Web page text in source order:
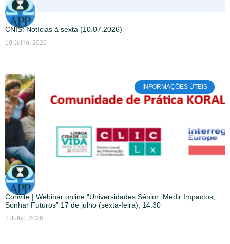
CNIS: Notícias à sexta (10.07.2026)
10 Julho, 2026
INFORMAÇÕES ÚTEIS
Convite | Webinar online “Universidades Sénior: Medir Impactos,
Sonhar Futuros” 17 de julho (sexta-feira); 14:30
7 Julho, 2026